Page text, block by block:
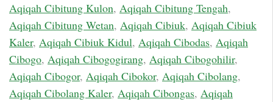
Aqiqah Cibitung Kulon, Aqiqah Cibitung Tengah,
Aqiqah Cibitung Wetan, Aqiqah Cibiuk, Aqiqah Cibiuk
Kaler, Aqiqah Cibiuk Kidul, Aqiqah Cibodas, Aqiqah
Cibogo, Aqiqah Cibogogirang, Aqiqah Cibogohilir,
Aqiqah Cibogor, Aqiqah Cibokor, Aqiqah Cibolang,
Aqiqah Cibolang Kaler, Aqiqah Cibongas, Aqiqah